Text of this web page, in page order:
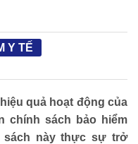
Y TẾ
quả hoạt động của
chính sách bảo hiểm
sách này thực sự trở